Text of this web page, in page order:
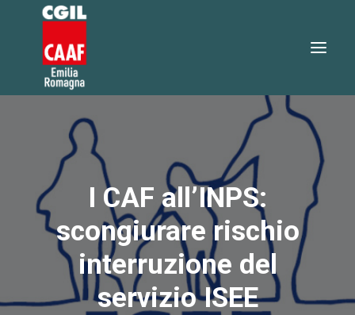
730 2026
SERVIZI
SERVIZI ONLINE
TEO RISPONDE
DOVE SIAMO
NOTIZIE
LAVORA CON NOI
I CAF all’INPS:
scongiurare rischio
interruzione del
servizio ISEE